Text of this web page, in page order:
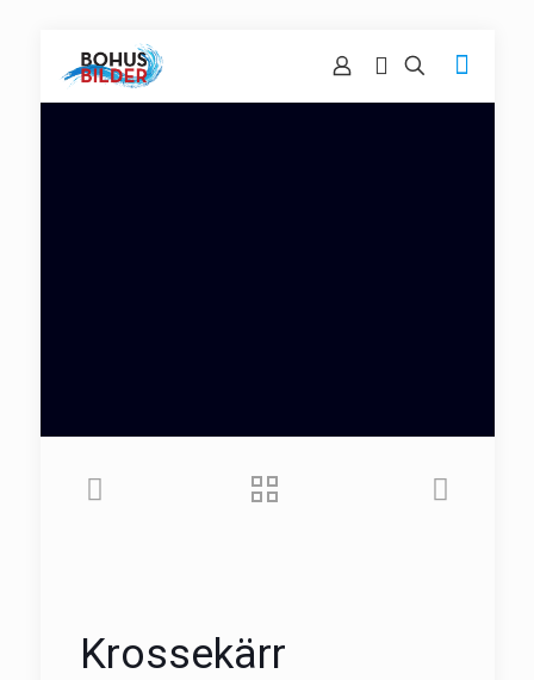
Krossekärr